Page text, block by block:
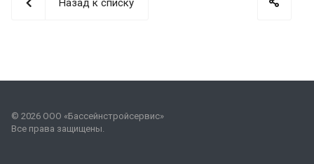
Назад к списку
© 2026 ООО «Бассейнстройсервис»
Все права защищены.